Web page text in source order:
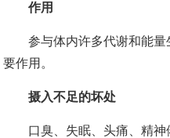
作用
参与体内许多代谢和能量
要作用。
摄入不足的坏处
口臭、失眠、头痛、精神